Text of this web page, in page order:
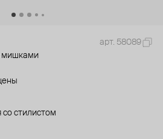
арт. 58089
мишками
со стилистом